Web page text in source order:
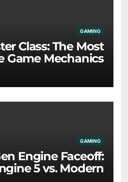
GAMING
Class: The Most
Game Mechanics
GAMING
Engine Faceoff:
5 vs. Modern